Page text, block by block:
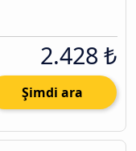
2.428 ₺
Şimdi ara